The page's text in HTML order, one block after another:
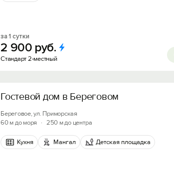
за 1 сутки
2 900 руб.
Стандарт 2-местный
Гостевой дом в Береговом
Береговое, ул. Приморская
60 м до моря
· 250 м до центра
Кухня Мангал Детская площадка